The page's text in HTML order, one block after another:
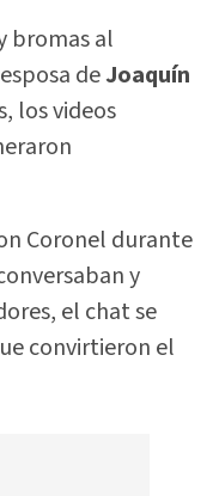
bromas al
deJoaquín
los videos
Coronel durante
y
el chat se
convirtieron el